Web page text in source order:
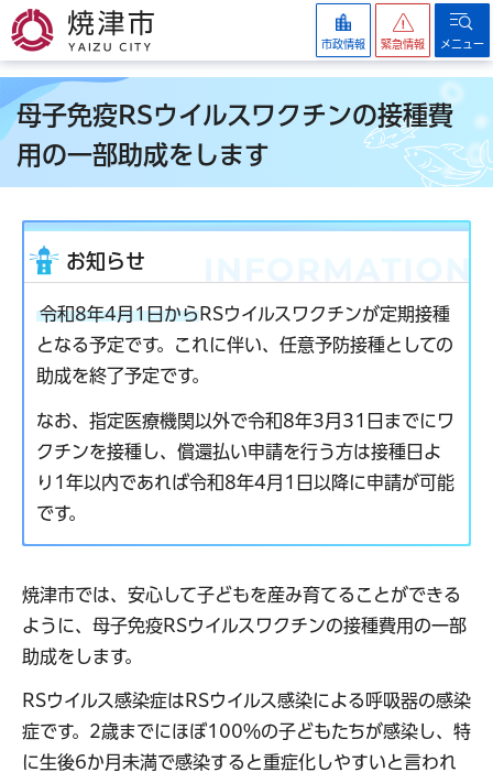
焼津市
市政情報 緊急情報 メニュー
母子免疫RSウイルスワクチンの接種費
用の一部助成をします
お知らせ
令和8年4月1日からRSウイルスワクチンが定期接種
となる予定です。これに伴い、任意予防接種としての
助成を終了予定です。
なお、指定医療機関以外で令和8年3月31日までにワ
クチンを接種し、償還払い申請を行う方は接種日よ
り1年以内であれば令和8年4月1日以降に申請が可能
です。
焼津市では、安心して子どもを産み育てることができる
ように、母子免疫RSウイルスワクチンの接種費用の一部
助成をします。
RSウイルス感染症はRSウイルス感染による呼吸器の感染
症です。2歳までにほぼ100％の子どもたちが感染し、特
に生後6か月未満で感染すると重症化しやすいと言われ